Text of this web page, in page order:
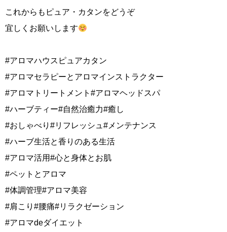
これからもピュア・カタンをどうぞ
宜しくお願いします
#アロマハウスピュアカタン
#アロマセラピーとアロマインストラクター
#アロマトリートメント#アロマヘッドスパ
#ハーブティー#自然治癒力#癒し
#おしゃべり#リフレッシュ#メンテナンス
#ハーブ生活と香りのある生活
#アロマ活用#心と身体とお肌
#ペットとアロマ
#体調管理#アロマ美容
#肩こり#腰痛#リラクゼーション
#アロマdeダイエット